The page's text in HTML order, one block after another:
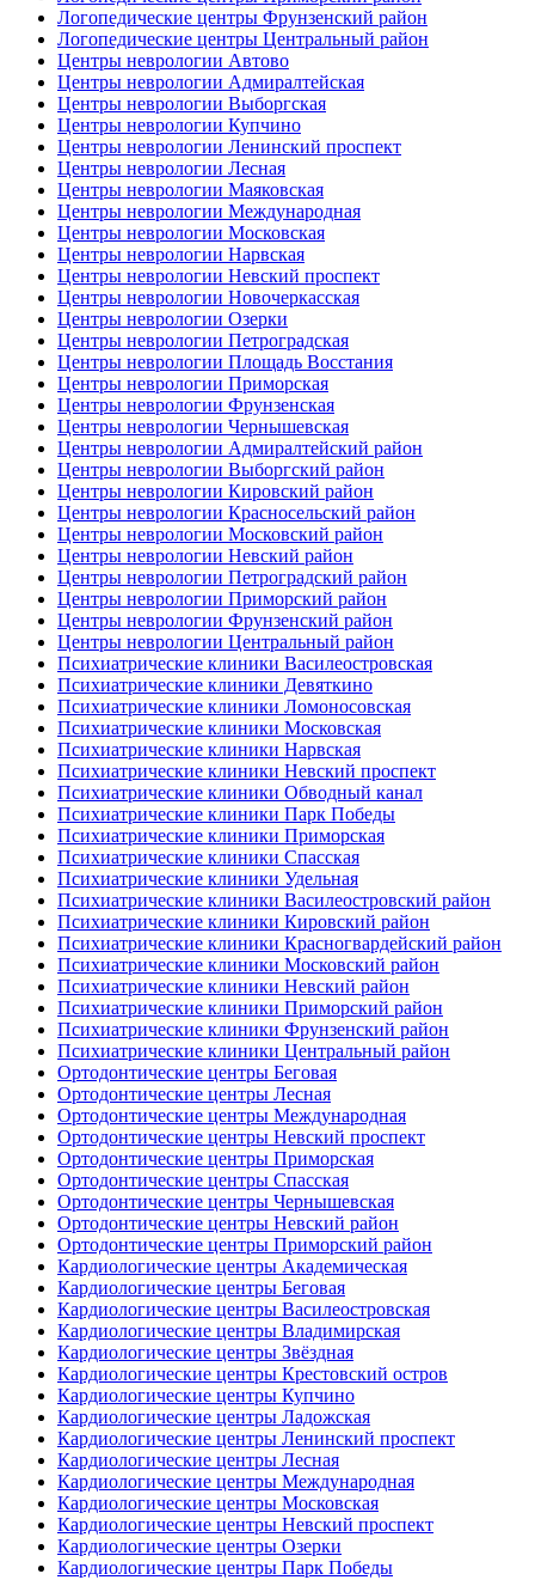
Логопедические центры Фрунзенский район
Логопедические центры Центральный район
Центры неврологии Автово
Центры неврологии Адмиралтейская
Центры неврологии Выборгская
Центры неврологии Купчино
Центры неврологии Ленинский проспект
Центры неврологии Лесная
Центры неврологии Маяковская
Центры неврологии Международная
Центры неврологии Московская
Центры неврологии Нарвская
Центры неврологии Невский проспект
Центры неврологии Новочеркасская
Центры неврологии Озерки
Центры неврологии Петроградская
Центры неврологии Площадь Восстания
Центры неврологии Приморская
Центры неврологии Фрунзенская
Центры неврологии Чернышевская
Центры неврологии Адмиралтейский район
Центры неврологии Выборгский район
Центры неврологии Кировский район
Центры неврологии Красносельский район
Центры неврологии Московский район
Центры неврологии Невский район
Центры неврологии Петроградский район
Центры неврологии Приморский район
Центры неврологии Фрунзенский район
Центры неврологии Центральный район
Психиатрические клиники Василеостровская
Психиатрические клиники Девяткино
Психиатрические клиники Ломоносовская
Психиатрические клиники Московская
Психиатрические клиники Нарвская
Психиатрические клиники Невский проспект
Психиатрические клиники Обводный канал
Психиатрические клиники Парк Победы
Психиатрические клиники Приморская
Психиатрические клиники Спасская
Психиатрические клиники Удельная
Психиатрические клиники Василеостровский район
Психиатрические клиники Кировский район
Психиатрические клиники Красногвардейский район
Психиатрические клиники Московский район
Психиатрические клиники Невский район
Психиатрические клиники Приморский район
Психиатрические клиники Фрунзенский район
Психиатрические клиники Центральный район
Ортодонтические центры Беговая
Ортодонтические центры Лесная
Ортодонтические центры Международная
Ортодонтические центры Невский проспект
Ортодонтические центры Приморская
Ортодонтические центры Спасская
Ортодонтические центры Чернышевская
Ортодонтические центры Невский район
Ортодонтические центры Приморский район
Кардиологические центры Академическая
Кардиологические центры Беговая
Кардиологические центры Василеостровская
Кардиологические центры Владимирская
Кардиологические центры Звёздная
Кардиологические центры Крестовский остров
Кардиологические центры Купчино
Кардиологические центры Ладожская
Кардиологические центры Ленинский проспект
Кардиологические центры Лесная
Кардиологические центры Международная
Кардиологические центры Московская
Кардиологические центры Невский проспект
Кардиологические центры Озерки
Кардиологические центры Парк Победы